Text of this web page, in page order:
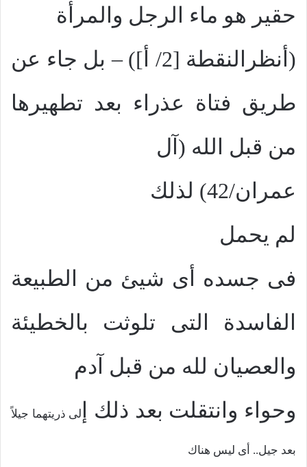
حقير هو ماء الرجل والمرأة
(أنظرالنقطة [2/ أ]) – بل جاء عن
طريق فتاة عذراء بعد تطهيرها
من قبل الله (آل
عمران/42)
لذلك
لم يحمل
فى جسده أى شيئ من الطبيعة
الفاسدة التى تلوثت بالخطيئة
والعصيان لله من قبل آدم
وحواء وانتقلت بعد ذلك
لى ذريتهما جيلاً
بعد جيل.. أى ليس هناك